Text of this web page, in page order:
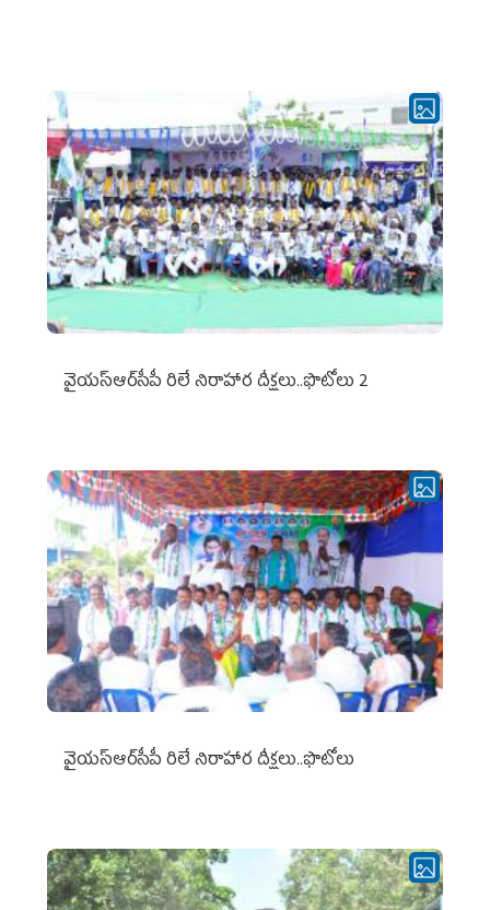
వైయ‌స్ఆర్‌సీపీ రిలే నిరాహార దీక్షలు..ఫొటోలు 2
వైయ‌స్ఆర్‌సీపీ రిలే నిరాహార దీక్షలు..ఫొటోలు